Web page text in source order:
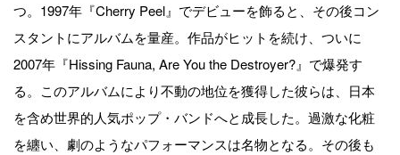
つ。1997年『Cherry Peel』でデビューを飾ると、その後コン
スタントにアルバムを量産。作品がヒットを続け、ついに
2007年『Hissing Fauna, Are You the Destroyer?』で爆発す
る。このアルバムにより不動の地位を獲得した彼らは、日本
を含め世界的人気ポップ・バンドへと成長した。過激な化粧
を纏い、劇のようなパフォーマンスは名物となる。その後も